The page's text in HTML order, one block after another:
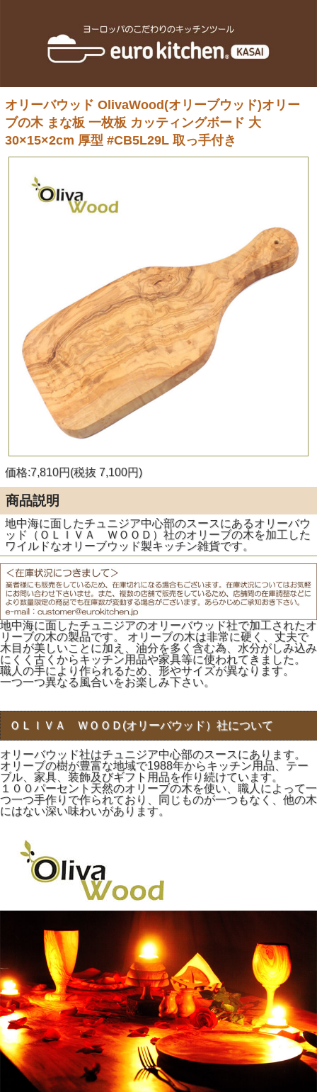
オリーバウッド OlivaWood(オリーブウッド)オリー
ブの木 まな板 一枚板 カッティングボード 大
30×15×2cm 厚型 #CB5L29L 取っ手付き
価格:7,810円(税抜 7,100円)
商品説明
地中海に面したチュニジア中心部のスースにあるオリーバウ
ッド（ＯＬＩＶＡ ＷＯＯＤ）社のオリーブの木を加工した
ワイルドなオリーブウッド製キッチン雑貨です。
地中海に面したチュニジアのオリーバウッド社で加工されたオ
リーブの木の製品です。 オリーブの木は非常に硬く、丈夫で
木目が美しいことに加え、油分を多く含む為、水分がしみ込み
にくく古くからキッチン用品や家具等に使われてきました。
職人の手により作られるため、形やサイズが異なります。
一つ一つ異なる風合いをお楽しみ下さい。
ＯＬＩＶＡ ＷＯＯＤ(オリーバウッド）社について
オリーバウッド社はチュニジア中心部のスースにあります。
オリーブの樹が豊富な地域で1988年からキッチン用品、テー
ブル、家具、装飾及びギフト用品を作り続けています。
１００パーセント天然のオリーブの木を使い、職人によって一
つ一つ手作りで作られており、同じものが一つもなく、他の木
にはない深い味わいがあります。